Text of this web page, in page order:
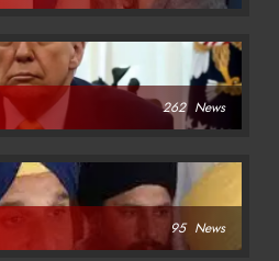
262 News
95 News